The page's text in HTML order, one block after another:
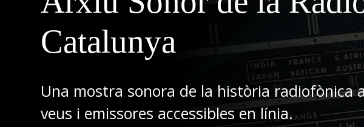
Catalunya
Una mostra sonora de la història radiofònica
veus i emissores accessibles en línia.